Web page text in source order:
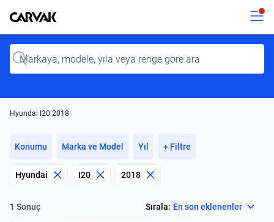
Kavak
Input
Hyundai I20 2018
Konumu Marka ve Model Yıl + Filtre
Hyundai I20 2018
1 Sonuç Sırala: En son eklenenler